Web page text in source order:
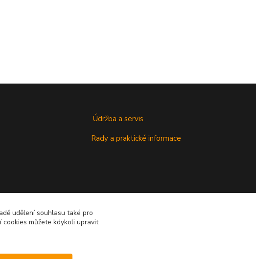
Údržba a servis
Rady a praktické informace
udělení souhlasu také pro
můžete kdykoli upravit